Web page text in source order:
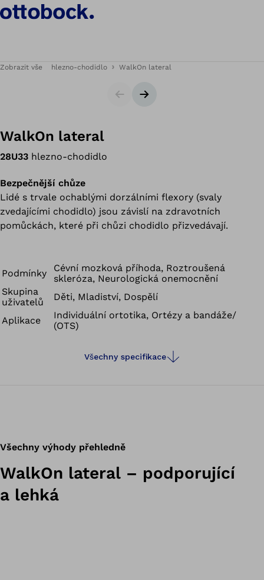
Zobrazit vše hlezno-chodidlo WalkOn lateral
SliderNásledující snímek
WalkOn lateral
28U33 hlezno-chodidlo
Bezpečnější chůze
Lidé s trvale ochablými dorzálními flexory (svaly
zvedajícími chodidlo) jsou závislí na zdravotních
pomůckách, které při chůzi chodidlo přizvedávají.
Podmínky
Cévní mozková příhoda, Roztroušená
skleróza, Neurologická onemocnění
Skupina
uživatelů
Děti, Mladiství, Dospělí
Aplikace
Individuální ortotika, Ortézy a bandáže/
(OTS)
Všechny specifikace
Všechny výhody přehledně
WalkOn lateral – podporující
a lehká